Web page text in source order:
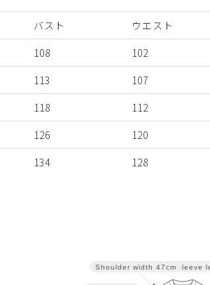
バスト ウエスト
108 102
113 107
118 112
126 120
134 128
Sleeve
Shoulder width 47cm